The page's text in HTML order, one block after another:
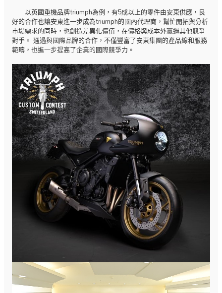
以英國重機品牌triumph為例，有5成以上的零件由安東供應，良
好的合作也讓安東進一步成為triumph的國內代理商，幫忙開拓與分析
市場需求的同時，也創造差異化價值，在價格與成本外贏過其他競爭
對手。 通過與國際品牌的合作，不僅豐富了安東集團的產品線和服務
範疇，也進一步提高了企業的國際競爭力。